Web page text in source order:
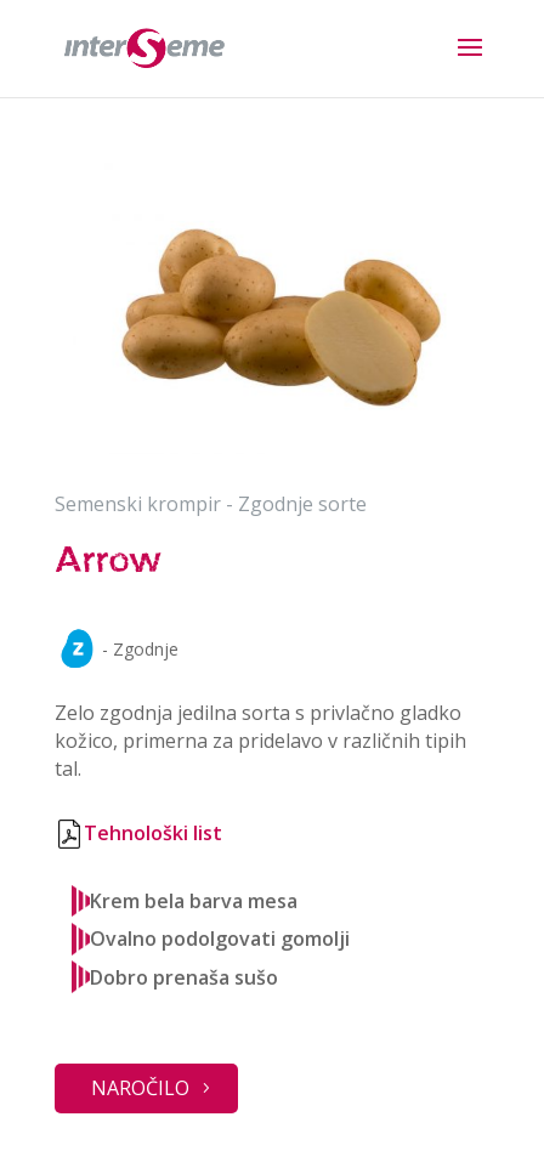
Semenski krompir - Zgodnje sorte
Arrow
- Zgodnje
Zelo zgodnja jedilna sorta s privlačno gladko
kožico, primerna za pridelavo v različnih tipih
tal.
Tehnološki list
Krem bela barva mesa
Ovalno podolgovati gomolji
Dobro prenaša sušo
NAROČILO